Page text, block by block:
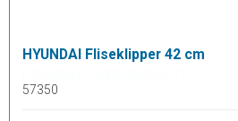
HYUNDAI Fliseklipper 42 cm
57350